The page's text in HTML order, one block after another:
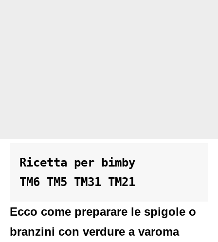
Ricetta per bimby
TM6 TM5 TM31 TM21
Ecco come preparare le spigole o
branzini con verdure a varoma